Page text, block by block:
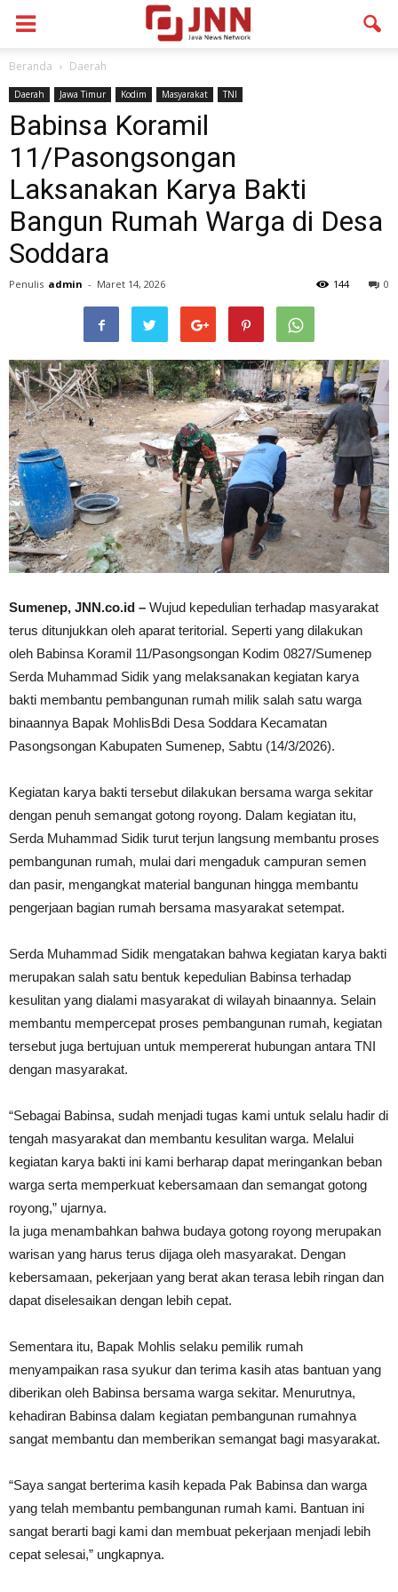
Beranda Daerah
Daerah Jawa Timur Kodim Masyarakat TNI
Babinsa Koramil
11/Pasongsongan
Laksanakan Karya Bakti
Bangun Rumah Warga di Desa
Soddara
Penulis admin - Maret 14, 2026 0
144
Sumenep, JNN.co.id – Wujud kepedulian terhadap masyarakat
terus ditunjukkan oleh aparat teritorial. Seperti yang dilakukan
oleh Babinsa Koramil 11/Pasongsongan Kodim 0827/Sumenep
Serda Muhammad Sidik yang melaksanakan kegiatan karya
bakti membantu pembangunan rumah milik salah satu warga
binaannya Bapak MohlisBdi Desa Soddara Kecamatan
Pasongsongan Kabupaten Sumenep, Sabtu (14/3/2026).
Kegiatan karya bakti tersebut dilakukan bersama warga sekitar
dengan penuh semangat gotong royong. Dalam kegiatan itu,
Serda Muhammad Sidik turut terjun langsung membantu proses
pembangunan rumah, mulai dari mengaduk campuran semen
dan pasir, mengangkat material bangunan hingga membantu
pengerjaan bagian rumah bersama masyarakat setempat.
Serda Muhammad Sidik mengatakan bahwa kegiatan karya bakti
merupakan salah satu bentuk kepedulian Babinsa terhadap
kesulitan yang dialami masyarakat di wilayah binaannya. Selain
membantu mempercepat proses pembangunan rumah, kegiatan
tersebut juga bertujuan untuk mempererat hubungan antara TNI
dengan masyarakat.
“Sebagai Babinsa, sudah menjadi tugas kami untuk selalu hadir di
tengah masyarakat dan membantu kesulitan warga. Melalui
kegiatan karya bakti ini kami berharap dapat meringankan beban
warga serta memperkuat kebersamaan dan semangat gotong
royong,” ujarnya.
Ia juga menambahkan bahwa budaya gotong royong merupakan
warisan yang harus terus dijaga oleh masyarakat. Dengan
kebersamaan, pekerjaan yang berat akan terasa lebih ringan dan
dapat diselesaikan dengan lebih cepat.
Sementara itu, Bapak Mohlis selaku pemilik rumah
menyampaikan rasa syukur dan terima kasih atas bantuan yang
diberikan oleh Babinsa bersama warga sekitar. Menurutnya,
kehadiran Babinsa dalam kegiatan pembangunan rumahnya
sangat membantu dan memberikan semangat bagi masyarakat.
“Saya sangat berterima kasih kepada Pak Babinsa dan warga
yang telah membantu pembangunan rumah kami. Bantuan ini
sangat berarti bagi kami dan membuat pekerjaan menjadi lebih
cepat selesai,” ungkapnya.